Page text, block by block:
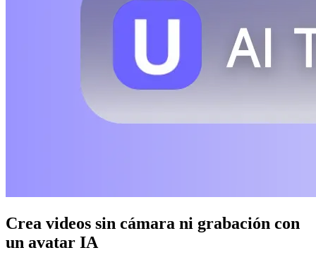
Crea videos sin cámara ni grabación con
un avatar IA